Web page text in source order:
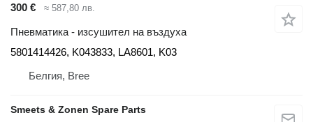
300 € ≈ 587,80 лв.
Пневматика - изсушител на въздуха
5801414426, K043833, LA8601, K03
Белгия, Bree
Smeets & Zonen Spare Parts